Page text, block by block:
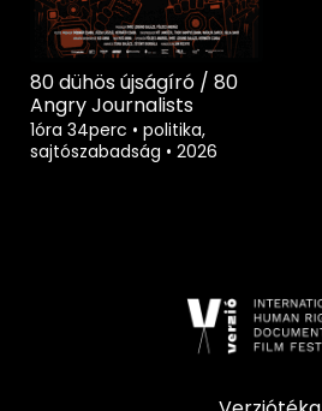
80 dühös újságíró / 80
Angry Journalists
1óra 34perc • politika,
sajtószabadság • 2026